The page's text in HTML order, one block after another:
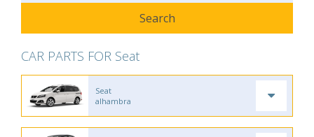
CAR PARTS FOR Seat
Seat
alhambra